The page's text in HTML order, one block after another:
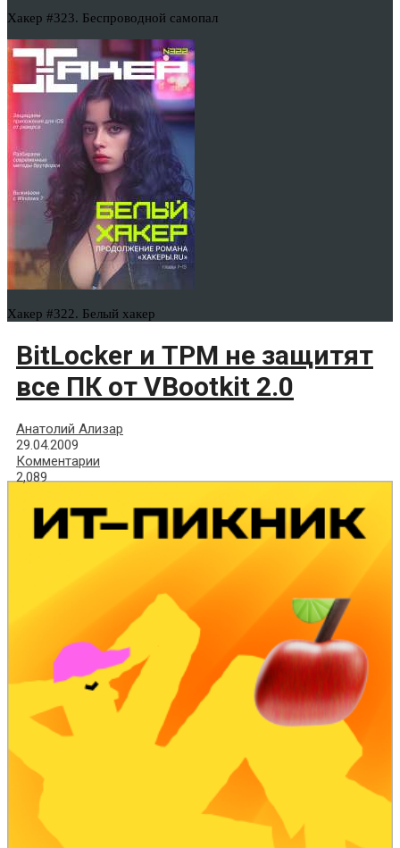
Хакер #323. Беспроводной самопал
Хакер #322. Белый хакер
BitLocker и TPM не защитят
все ПК от VBootkit 2.0
Анатолий Ализар
29.04.2009
Комментарии
2,089